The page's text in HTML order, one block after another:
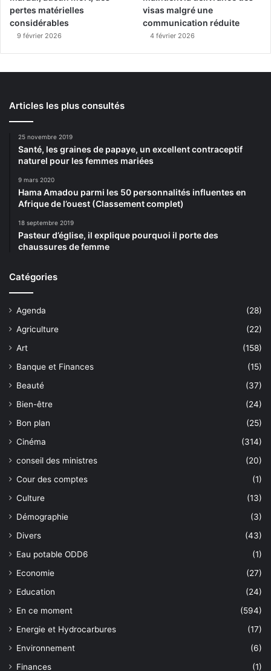
pertes matérielles
considérables
9 février 2026
visas malgré une
communication réduite
4 février 2026
Articles les plus consultés
25 novembre 2019
Santé, les graines de papaye, un excellent contraceptif
naturel pour les femmes mariées
9 mars 2020
Hama Amadou parmi les 50 personnalités influentes en
Afrique de l’ouest (Classement complet)
18 septembre 2019
Pasteur d’église, il explique pourquoi il porte des
chaussures de femme
Catégories
Agenda
(28)
Agriculture
(22)
Art
(158)
Banque et Finances
(15)
Beauté
(37)
Bien-être
(24)
Bon plan
(25)
Cinéma
(314)
conseil des ministres
(20)
Cour des comptes
(1)
Culture
(13)
Démographie
(3)
Divers
(43)
Eau potable ODD6
(1)
Economie
(27)
Education
(24)
En ce moment
(594)
Energie et Hydrocarbures
(17)
Environnement
(6)
Finances
(1)